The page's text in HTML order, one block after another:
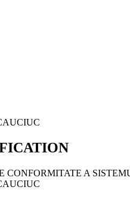
CONFORMITATE A